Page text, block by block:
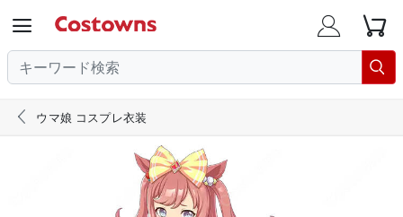
  

 ウマ娘 コスプレ衣装